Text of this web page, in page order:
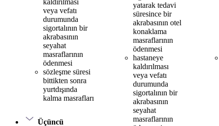
kaldırılması
veya vefatı
durumunda
sigortalının bir
akrabasının
seyahat
masraflarının
ödenmesi
sözleşme süresi
bittikten sonra
yurtdışında
kalma masrafları
Üçüncü
yatarak tedavi
süresince bir
akrabasının otel
konaklama
masraflarının
ödenmesi
hastaneye
kaldırılması
veya vefatı
durumunda
sigortalının bir
akrabasının
seyahat
masraflarının